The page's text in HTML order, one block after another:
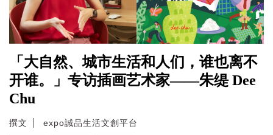
「大自然、城市生活和人们，谁也离不
开谁。」专访插画艺术家——朱缇 Dee
Chu
撰文 expo誠品生活文創平台